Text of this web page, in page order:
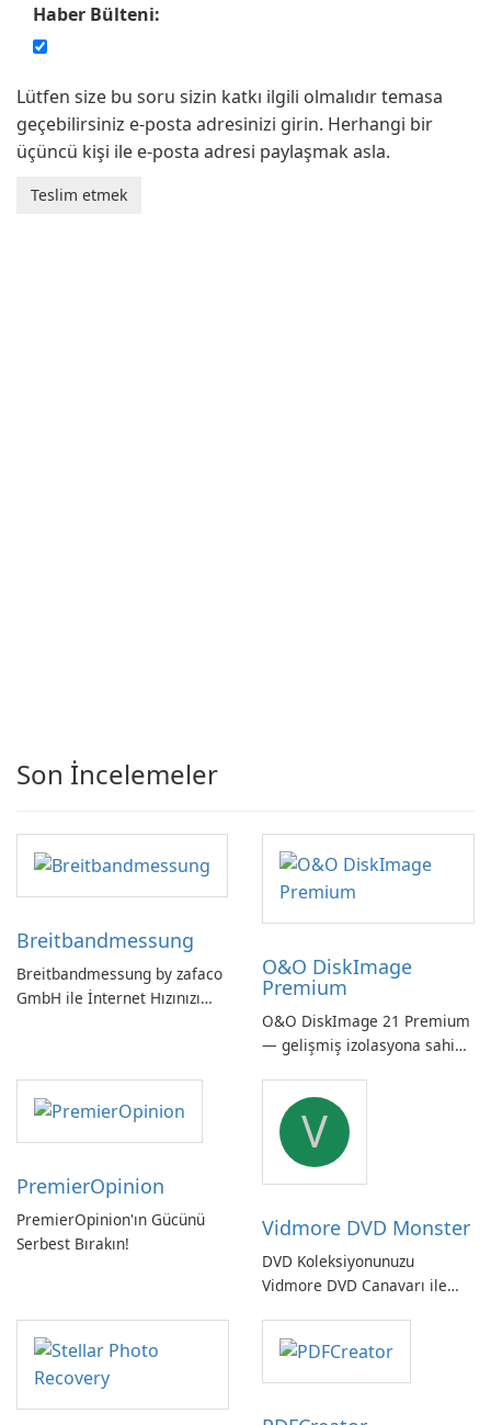
Haber Bülteni:
Lütfen size bu soru sizin katkı ilgili olmalıdır temasa
geçebilirsiniz e-posta adresinizi girin. Herhangi bir
üçüncü kişi ile e-posta adresi paylaşmak asla.
Son İncelemeler
Breitbandmessung
Breitbandmessung by zafaco
GmbH ile İnternet Hızınızı
O&O DiskImage
Premium
O&O DiskImage 21 Premium
— gelişmiş izolasyona sahip
sistem yedekleme
PremierOpinion
PremierOpinion'ın Gücünü
Serbest Bırakın!
V
Vidmore DVD Monster
DVD Koleksiyonunuzu
Vidmore DVD Canavarı ile